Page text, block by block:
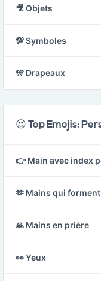
🎥 Objets
💯 Symboles
🎌 Drapeaux
😍 Top Emojis:
👉 Main avec index
🫶 Mains qui
🙏 Mains en prière
👀 Yeux